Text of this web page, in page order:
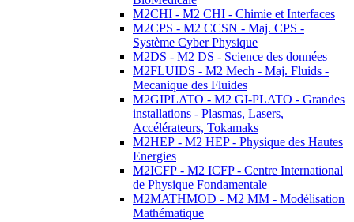
M2CHI - M2 CHI - Chimie et Interfaces
M2CPS - M2 CCSN - Maj. CPS -
Système Cyber Physique
M2DS - M2 DS - Science des données
M2FLUIDS - M2 Mech - Maj. Fluids -
Mecanique des Fluides
M2GIPLATO - M2 GI-PLATO - Grandes
installations - Plasmas, Lasers,
Accélérateurs, Tokamaks
M2HEP - M2 HEP - Physique des Hautes
Energies
M2ICFP - M2 ICFP - Centre International
de Physique Fondamentale
M2MATHMOD - M2 MM - Modélisation
Mathématique